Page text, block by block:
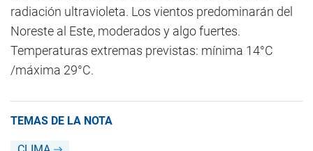
radiación ultravioleta. Los vientos predominarán del
Noreste al Este, moderados y algo fuertes.
Temperaturas extremas previstas: mínima 14°C
/máxima 29°C.
TEMAS DE LA NOTA